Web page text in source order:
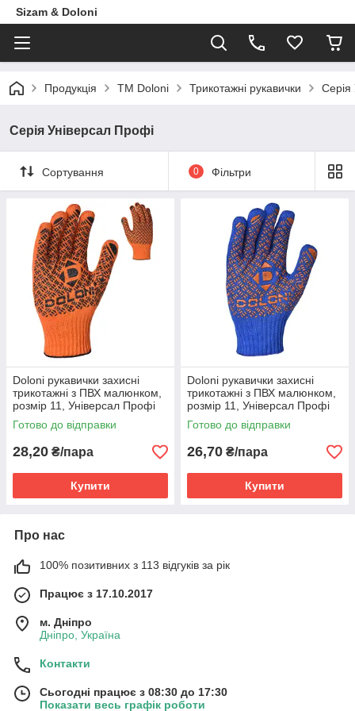
Sizam & Doloni
Продукцiя ТМ Doloni Трикотажні рукавички Серія
Серія Універсал Профі
Сортування 0 Фільтри
Doloni рукавички захисні
трикотажні з ПВХ малюнком,
розмір 11, Універсал Профі
4470
Готово до відправки
28,20 ₴/пара
Купити
Doloni рукавички захисні
трикотажні з ПВХ малюнком,
розмір 11, Універсал Профі
4450
Готово до відправки
26,70 ₴/пара
Купити
Про нас
100% позитивних з 113 відгуків за рік
Працює з 17.10.2017
м. Дніпро
Дніпро, Україна
Контакти
Сьогодні працює з 08:30 до 17:30
Показати весь графік роботи